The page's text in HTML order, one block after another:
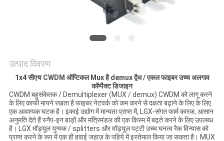
उत्पाद विवरण
1x4 सीएच CWDM ऑप्टिकल Mux है demux द्वैध / एकल फाइबर उच्च अलगाव
कॉम्पैक्ट डिजाइन
CWDM बहुसंकेतक / Demultiplexer (MUX / demux) CWDM को लागू करने
के लिए काफी मायने रखता है फाइबर नेटवर्क को कम करने से दक्षता बढ़ाने के लिए के लिए
एक आवश्यक घटक है। इकाई उद्योग में मान्यता प्राप्त में, LGX-संगत फार्म कारक, आसान
अनुमति देते हैं स्नैप-इन बाड़ों और मंत्रिमंडल की एक किस्म में बढ़ते करने के लिए उपलब्ध
है। LGX मॉड्यूल युग्मक / splitters और मॉड्यूल पट्टी उच्च घनत्व रैक विन्यास को
प्राप्त करने के रूप में एक ही हवाई जहाज़ के पहिये में इस्तेमाल किया जा सकता है। MUX